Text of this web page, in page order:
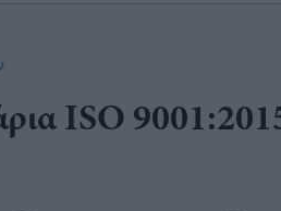
ISO